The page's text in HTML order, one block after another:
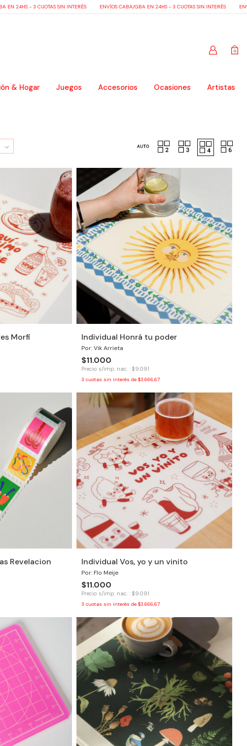
- 3 CUOTAS SIN INTERÉS ENVÍOS CABA/GBA EN 24HS - 3 CUOTAS SIN INTERÉS ENVÍOS
0
& Hogar Juegos Accesorios Ocasiones Artistas
Morfi Individual Honrá tu poder
Por: Vik Arrieta
$11.000
Precio s/imp. nac. : $9.091
3 cuotas sin interés de$3.666,67
Revelacion Individual Vos, yo y un vinito
Por: Flo Meije
$11.000
Precio s/imp. nac. : $9.091
3 cuotas sin interés de$3.666,67